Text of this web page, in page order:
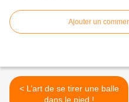
Ajouter un
< L’art de se tirer une balle
dans le pied !